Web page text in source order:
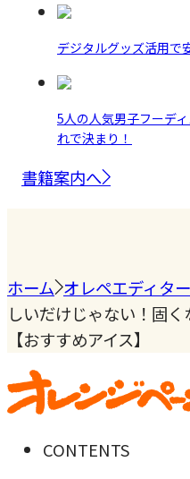
デジタルグッズ活用
5人の人気男子フーデ
れで決まり！
書籍案内へ
ホーム オレペエディタ
しいだけじゃない！固
【おすすめアイス】
CONTENTS